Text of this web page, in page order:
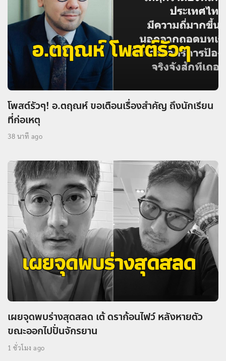
โพสต์รัวๆ! อ.ตฤณห์ ขอเตือนเรื่องสำคัญ ถึงนักเรียน
ที่ก่อเหตุ
38 นาที ago
เผยจุดพบร่างสุดสลด เต้ ดราก้อนไฟว์ หลังหายตัว
ขณะออกไปปั่นจักรยาน
1 ชั่วโมง ago